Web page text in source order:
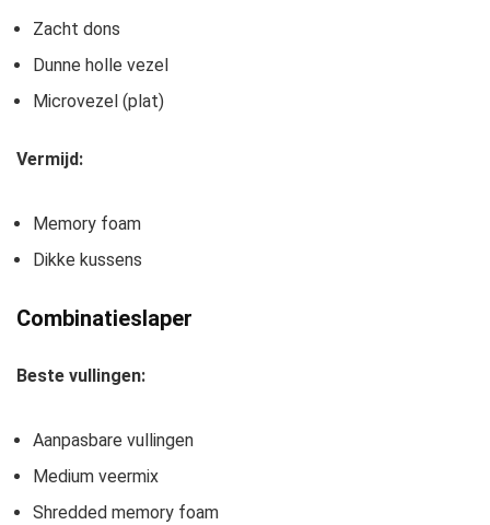
Zacht dons
Dunne holle vezel
Microvezel (plat)
Vermijd:
Memory foam
Dikke kussens
Combinatieslaper
Beste vullingen:
Aanpasbare vullingen
Medium veermix
Shredded memory foam